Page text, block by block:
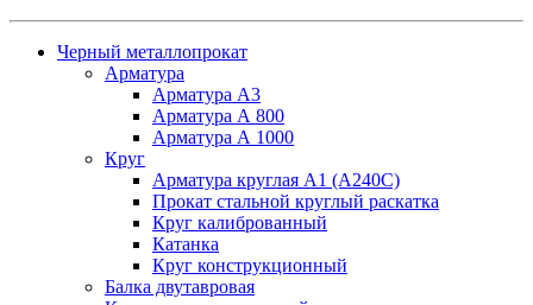
Черный металлопрокат
Арматура
Арматура А3
Арматура А 800
Арматура А 1000
Круг
Арматура круглая А1 (А240C)
Прокат стальной круглый раскатка
Круг калиброванный
Катанка
Круг конструкционный
Балка двутавровая